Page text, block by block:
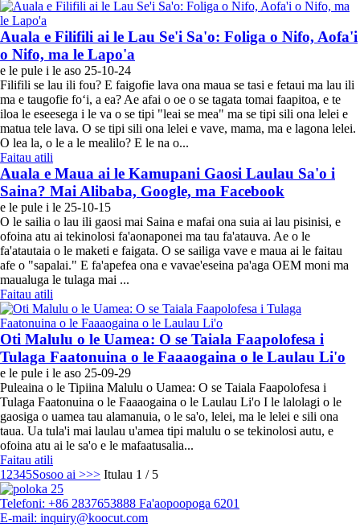
Auala e Filifili ai le Lau Se'i Sa'o: Foliga o Nifo, Aofa'i
o Nifo, ma le Lapo'a
e le pule i le aso 25-10-24
Filifili se lau ili fou? E faigofie lava ona maua se tasi e fetaui ma lau ili
ma e taugofie foʻi, a ea? Ae afai o oe o se tagata tomai faapitoa, e te
iloa le eseesega i le va o se tipi "leai se mea" ma se tipi sili ona lelei e
matua tele lava. O se tipi sili ona lelei e vave, mama, ma e lagona lelei.
O lea la, o le a le mealilo? E le na o...
Faitau atili
Auala e Maua ai le Kamupani Gaosi Laulau Sa'o i
Saina? Mai Alibaba, Google, ma Facebook
e le pule i le 25-10-15
O le sailia o lau ili gaosi mai Saina e mafai ona suia ai lau pisinisi, e
ofoina atu ai tekinolosi fa'aonaponei ma tau fa'atauva. Ae o le
fa'atautaia o le maketi e faigata. O se sailiga vave e maua ai le faitau
afe o "sapalai." E fa'apefea ona e vavae'eseina pa'aga OEM moni ma
maualuga le tulaga mai ...
Faitau atili
Oti Malulu o le Uamea: O se Taiala Faapolofesa i
Tulaga Faatonuina o le Faaaogaina o le Laulau Li'o
e le pule i le aso 25-09-29
Puleaina o le Tipiina Malulu o Uamea: O se Taiala Faapolofesa i
Tulaga Faatonuina o le Faaaogaina o le Laulau Li'o I le lalolagi o le
gaosiga o uamea tau alamanuia, o le sa'o, lelei, ma le lelei e sili ona
taua. Ua tula'i mai laulau u'amea tipi malulu o se tekinolosi autu, e
ofoina atu ai le sa'o e le mafaatusalia...
Faitau atili
1 2345Sosoo ai >>> Itulau 1 / 5
Telefoni: +86 2837653888 Fa'aopoopoga 6201
E-mail: inquiry@koocut.com